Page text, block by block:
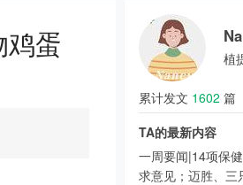
蛋 植
累计发文 1602 篇
TA的最新内容
一周要闻|14项保
求意见；迈胜、三